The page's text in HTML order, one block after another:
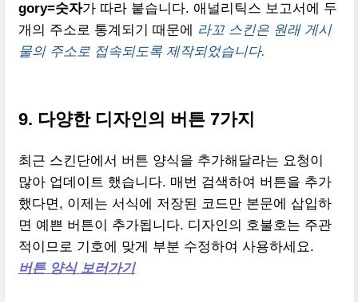
gory=숫자가 따라 붙습니다. 애널리틱스 보고서에 두
개의 주소로 통계되기 때문에
라꼬 스킨은 원래 게시
물의 주소로 접속되도록 제작되었습니다.
9. 다양한 디자인의 버튼 7가지
최근 스킨단에서 버튼 양식을 추가해달라는 요청이
많아 업데이트 했습니다. 매번 검색하여 버튼을 추가
했다면, 이제는 서식에 저장된 코드만 본문에 삽입하
면 예쁜 버튼이 추가됩니다. 디자인의 호불호는 주관
적이므로 기호에 맞게 부분 수정하여 사용하세요.
버튼 양식 보러가기